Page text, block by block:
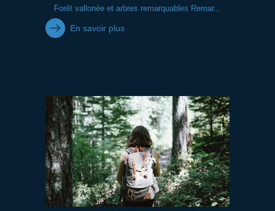
Forêt vallonée et arbres remarquables Remar...
En savoir plus